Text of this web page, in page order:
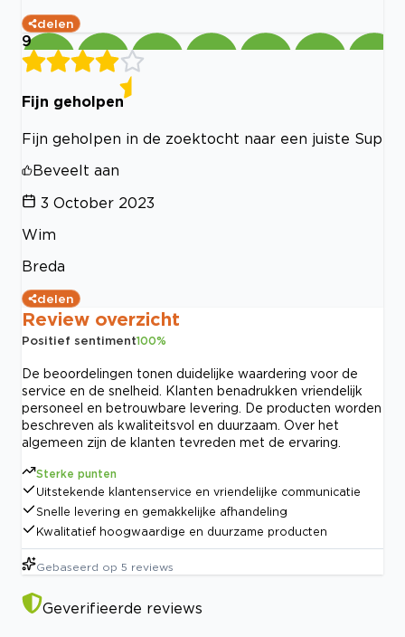
delen
9
Fijn geholpen
Fijn geholpen in de zoektocht naar een juiste Sup
Beveelt aan
3 October 2023
Wim
Breda
delen
Review overzicht
Positief sentiment100%
De beoordelingen tonen duidelijke waardering voor de
service en de snelheid. Klanten benadrukken vriendelijk
personeel en betrouwbare levering. De producten worden
beschreven als kwaliteitsvol en duurzaam. Over het
algemeen zijn de klanten tevreden met de ervaring.
Sterke punten
Uitstekende klantenservice en vriendelijke communicatie
Snelle levering en gemakkelijke afhandeling
Kwalitatief hoogwaardige en duurzame producten
Gebaseerd op 5 reviews
Geverifieerde reviews